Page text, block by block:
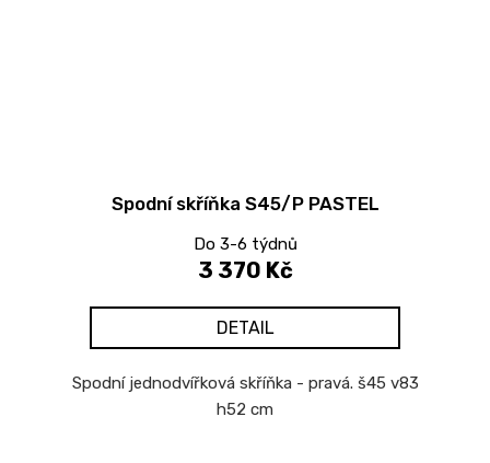
Spodní skříňka S45/P PASTEL
Do 3-6 týdnů
3 370 Kč
DETAIL
Spodní jednodvířková skříňka - pravá. š45 v83
h52 cm